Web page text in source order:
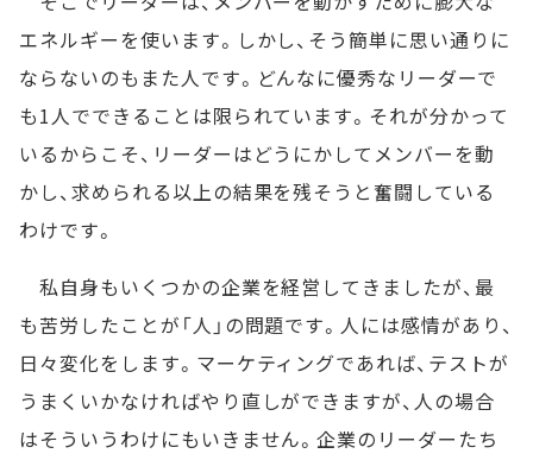
エネルギーを使います。しかし、そう簡単に思い通りに
ならないのもまた人です。どんなに優秀なリーダーで
も1人でできることは限られています。それが分かって
いるからこそ、リーダーはどうにかしてメンバーを動
かし、求められる以上の結果を残そうと奮闘している
わけです。
私自身もいくつかの企業を経営してきましたが、最
も苦労したことが「人」の問題です。人には感情があり、
日々変化をします。マーケティングであれば、テストが
うまくいかなければやり直しができますが、人の場合
はそういうわけにもいきません。企業のリーダーたち